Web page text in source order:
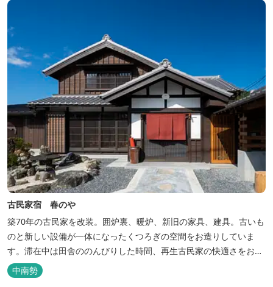
古民家宿 春のや
築70年の古民家を改装。囲炉裏、暖炉、新旧の家具、建具。古いも
のと新しい設備が一体になったくつろぎの空間をお造りしていま
す。滞在中は田舎ののんびりした時間、再生古民家の快適さをお楽
しみください。 【時間】 《 チェックイン 》 15：00～20：00の間
にお願いいたします。 《 チェックアウト 》 10：00まで 【御利用
中南勢